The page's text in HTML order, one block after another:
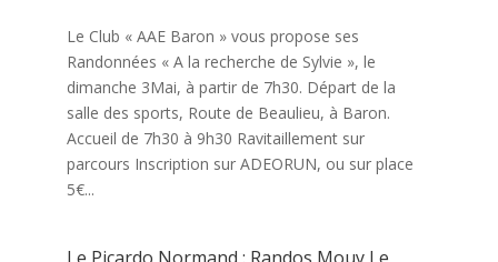
Le Club « AAE Baron » vous propose ses
Randonnées « A la recherche de Sylvie », le
dimanche 3Mai, à partir de 7h30. Départ de la
salle des sports, Route de Beaulieu, à Baron.
Accueil de 7h30 à 9h30 Ravitaillement sur
parcours Inscription sur ADEORUN, ou sur place
5€...